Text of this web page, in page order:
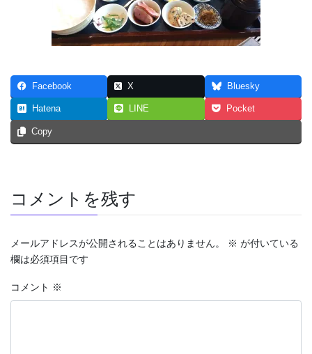
Facebook X Bluesky
Hatena LINE Pocket
Copy
コメントを残す
メールアドレスが公開されることはありません。 ※ が付いている
欄は必須項目です
コメント ※